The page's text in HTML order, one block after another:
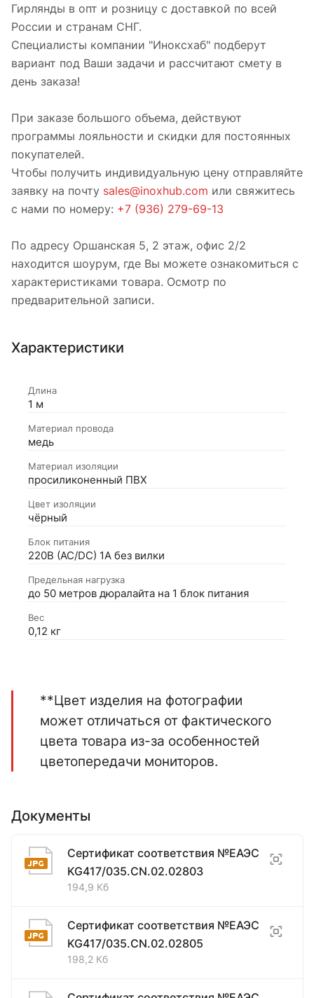
Гирлянды в опт и розницу с доставкой по всей
России и странам СНГ.
Специалисты компании "Иноксхаб" подберут
вариант под Ваши задачи и рассчитают смету в
день заказа!
При заказе большого объема, действуют
программы лояльности и скидки для постоянных
покупателей.
Чтобы получить индивидуальную цену отправляйте
заявку на почту sales@inoxhub.com или свяжитесь
с нами по номеру: +7 (936) 279-69-13
По адресу Оршанская 5, 2 этаж, офис 2/2
находится шоурум, где Вы можете ознакомиться с
характеристиками товара. Осмотр по
предварительной записи.
Характеристики
Длина
1 м
Материал провода
медь
Материал изоляции
просиликоненный ПВХ
Цвет изоляции
чёрный
Блок питания
220В (AC/DC) 1A без вилки
Предельная нагрузка
до 50 метров дюралайта на 1 блок питания
Вес
0,12 кг
**Цвет изделия на фотографии
может отличаться от фактического
цвета товара из-за особенностей
цветопередачи мониторов.
Документы
Сертификат соответствия №ЕАЭС
KG417/035.CN.02.02803
194,9 Кб
Сертификат соответствия №ЕАЭС
KG417/035.CN.02.02805
198,2 Кб